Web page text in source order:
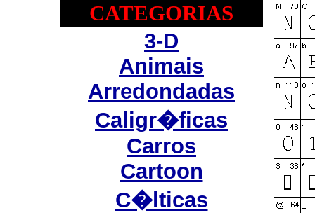
CATEGORIAS
3-D
Animais
Arredondadas
Caligr�ficas
Carros
Cartoon
C�lticas